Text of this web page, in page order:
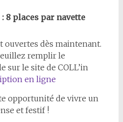
8 places par navette
ouvertes dès maintenant.
remplir le
sur le site de COLL’in
en ligne
opportunité de vivre un
et festif !